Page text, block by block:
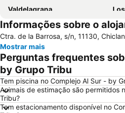
Valdelagrana
Playa de Levante
El Puerto de Santa María Basin
Roche
Fuente del Gallo
El Rompidillo
La
La Fontanilla
Feria del Caballo
Informações sobre o
Ctra. de la Barrosa, s/n, 11130,
Mostrar mais
Perguntas frequentes
by Grupo Tribu
Tem piscina no Complejo Al Sur - by
Animais de estimação são permitidos
Tribu?
Tem estacionamento disponível no